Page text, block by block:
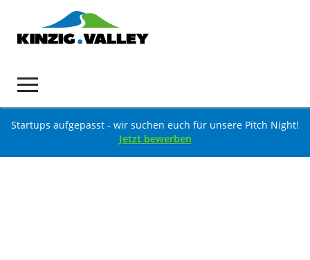
Startups aufgepasst - wir suchen euch für unsere Pitch Night!
Jetzt bewerben